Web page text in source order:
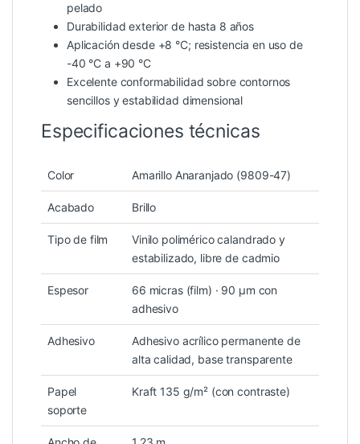
pelado
Durabilidad exterior de hasta 8 años
Aplicación desde +8 °C; resistencia en uso de
-40 °C a +90 °C
Excelente conformabilidad sobre contornos
sencillos y estabilidad dimensional
Especificaciones técnicas
Color Amarillo Anaranjado (9809-47)
Acabado Brillo
Tipo de film
Vinilo polimérico calandrado y
estabilizado, libre de cadmio
Espesor
66 micras (film) · 90 µm con
adhesivo
Adhesivo
Adhesivo acrílico permanente de
alta calidad, base transparente
Papel
soporte
Kraft 135 g/m² (con contraste)